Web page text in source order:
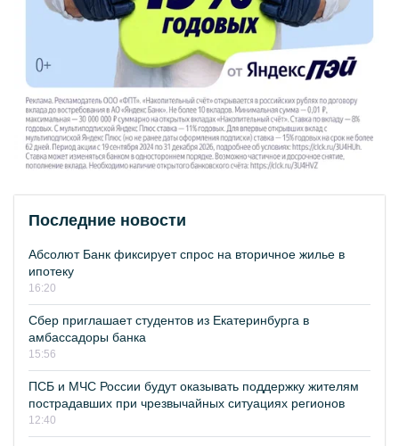
Последние новости
Абсолют Банк фиксирует спрос на вторичное жилье в
ипотеку
16:20
Сбер приглашает студентов из Екатеринбурга в
амбассадоры банка
15:56
ПСБ и МЧС России будут оказывать поддержку жителям
пострадавших при чрезвычайных ситуациях регионов
12:40